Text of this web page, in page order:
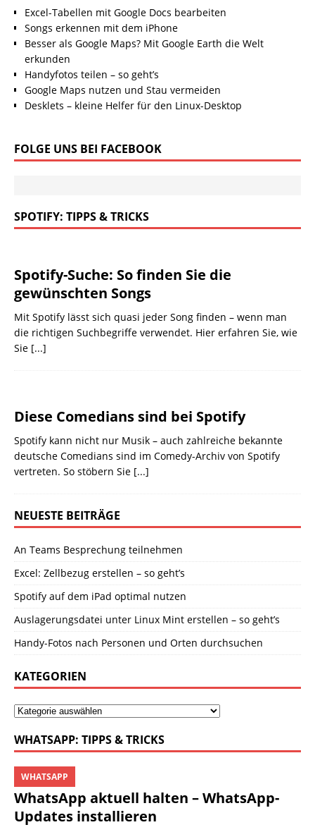
Excel-Tabellen mit Google Docs bearbeiten
Songs erkennen mit dem iPhone
Besser als Google Maps? Mit Google Earth die Welt
erkunden
Handyfotos teilen – so geht’s
Google Maps nutzen und Stau vermeiden
Desklets – kleine Helfer für den Linux-Desktop
FOLGE UNS BEI FACEBOOK
SPOTIFY: TIPPS & TRICKS
Spotify-Suche: So finden Sie die
gewünschten Songs
Mit Spotify lässt sich quasi jeder Song finden – wenn man
die richtigen Suchbegriffe verwendet. Hier erfahren Sie, wie
Sie [...]
Diese Comedians sind bei Spotify
Spotify kann nicht nur Musik – auch zahlreiche bekannte
deutsche Comedians sind im Comedy-Archiv von Spotify
vertreten. So stöbern Sie [...]
NEUESTE BEITRÄGE
An Teams Besprechung teilnehmen
Excel: Zellbezug erstellen – so geht’s
Spotify auf dem iPad optimal nutzen
Auslagerungsdatei unter Linux Mint erstellen – so geht’s
Handy-Fotos nach Personen und Orten durchsuchen
KATEGORIEN
WHATSAPP: TIPPS & TRICKS
WhatsApp aktuell halten – WhatsApp-
Updates installieren
WHATSAPP